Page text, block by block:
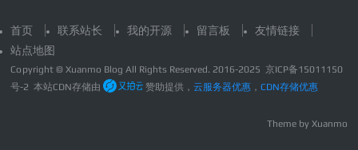
首页 联系站长 我的开源 留言板
友情链接
站点地图
Copyright © Xuanmo Blog All Rights Reserved. 2016-2025京ICP备15011150
号-2 本站CDN存储由 赞助提供，云服务器优惠 ，CDN存储优惠
Theme by Xuanmo